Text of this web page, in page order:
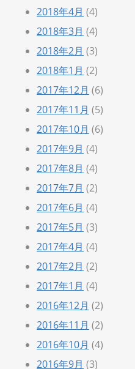
2018年4月 (4)
2018年3月 (4)
2018年2月 (3)
2018年1月 (2)
2017年12月 (6)
2017年11月 (5)
2017年10月 (6)
2017年9月 (4)
2017年8月 (4)
2017年7月 (2)
2017年6月 (4)
2017年5月 (3)
2017年4月 (4)
2017年2月 (2)
2017年1月 (4)
2016年12月 (2)
2016年11月 (2)
2016年10月 (4)
2016年9月 (3)